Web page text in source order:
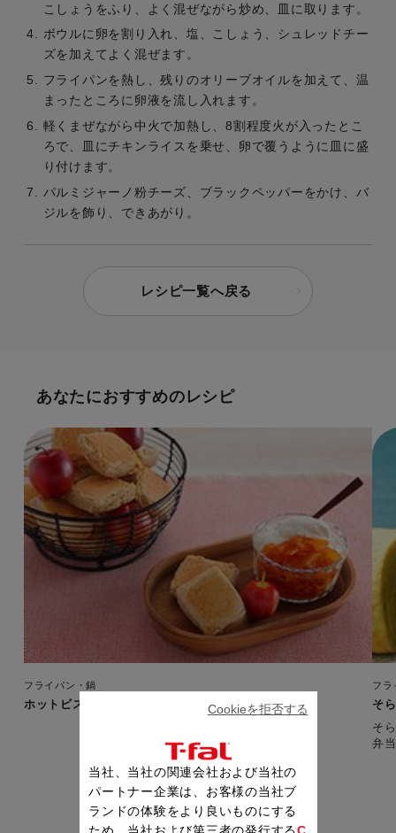
こしょうをふり、よく混ぜながら炒め、皿に取ります。
ボウルに卵を割り入れ、塩、こしょう、シュレッドチー
ズを加えてよく混ぜます。
フライパンを熱し、残りのオリーブオイルを加えて、温
まったところに卵液を流し入れます。
軽くまぜながら中火で加熱し、8割程度火が入ったとこ
ろで、皿にチキンライスを乗せ、卵で覆うように皿に盛
り付けます。
パルミジャーノ粉チーズ、ブラックペッパーをかけ、バ
ジルを飾り、できあがり。
レシピ一覧へ戻る
あなたにおすすめのレシピ
フライパン・鍋
ホットビスケット～キャラメルアップルジャム～
フラ
そ
そ
弁
当社、当社の関連会社および当社の
パートナー企業は、お客様の当社ブ
ランドの体験をより良いものにする
Cookieを拒否する